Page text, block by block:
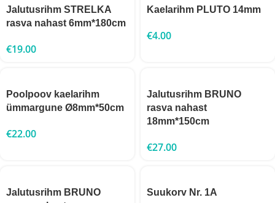
Jalutusrihm STRELKA
rasva nahast 6mm*180cm
€19.00
Kaelarihm PLUTO 14mm
€4.00
Poolpoov kaelarihm
ümmargune Ø8mm*50cm
€22.00
Jalutusrihm BRUNO
rasva nahast
18mm*150cm
€27.00
Jalutusrihm BRUNO
Suukorv Nr. 1A